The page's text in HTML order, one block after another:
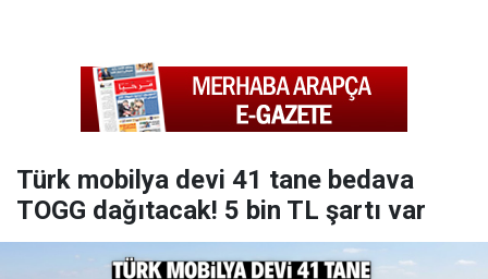
Türk mobilya devi 41 tane bedava
TOGG dağıtacak! 5 bin TL şartı var